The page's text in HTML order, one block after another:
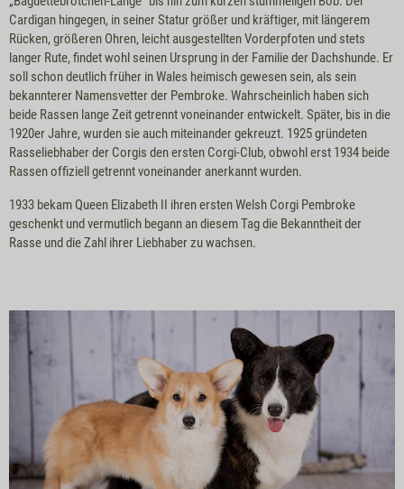
Cardigan hingegen, in seiner Statur größer und kräftiger, mit längerem
Rücken, größeren Ohren, leicht ausgestellten Vorderpfoten und stets
langer Rute, findet wohl seinen Ursprung in der Familie der Dachshunde. Er
soll schon deutlich früher in Wales heimisch gewesen sein, als sein
bekannterer Namensvetter der Pembroke. Wahrscheinlich haben sich
beide Rassen lange Zeit getrennt voneinander entwickelt. Später, bis in die
1920er Jahre, wurden sie auch miteinander gekreuzt. 1925 gründeten
Rasseliebhaber der Corgis den ersten Corgi-Club, obwohl erst 1934 beide
Rassen offiziell getrennt voneinander anerkannt wurden.
1933 bekam Queen Elizabeth II ihren ersten Welsh Corgi Pembroke
geschenkt und vermutlich begann an diesem Tag die Bekanntheit der
Rasse und die Zahl ihrer Liebhaber zu wachsen.